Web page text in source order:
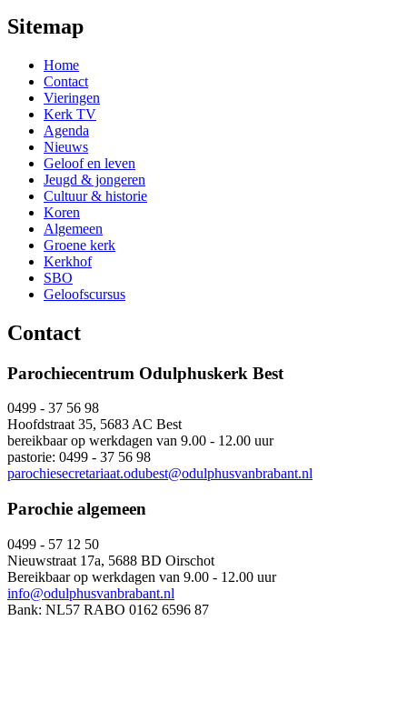
Sitemap
Home
Contact
Vieringen
Kerk TV
Agenda
Nieuws
Geloof en leven
Jeugd & jongeren
Cultuur & historie
Koren
Algemeen
Groene kerk
Kerkhof
SBO
Geloofscursus
Contact
Parochiecentrum Odulphuskerk Best
0499 - 37 56 98
Hoofdstraat 35, 5683 AC Best
bereikbaar op werkdagen van 9.00 - 12.00 uur
pastorie: 0499 - 37 56 98
parochiesecretariaat.odubest@odulphusvanbrabant.nl
Parochie algemeen
0499 - 57 12 50
Nieuwstraat 17a, 5688 BD Oirschot
Bereikbaar op werkdagen van 9.00 - 12.00 uur
info@odulphusvanbrabant.nl
Bank: NL57 RABO 0162 6596 87